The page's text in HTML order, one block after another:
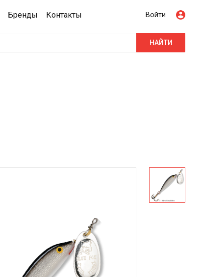
Бренды Контакты Войти
НАЙТИ